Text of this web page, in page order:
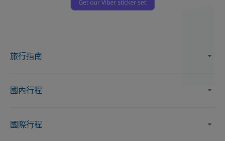
旅行指南
國內行程
國際行程